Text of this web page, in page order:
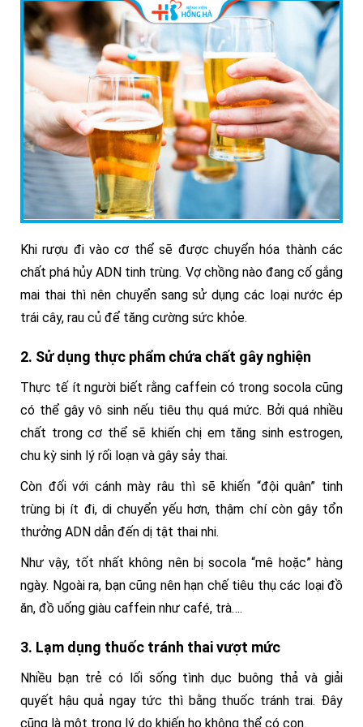
Khi rượu đi vào cơ thể sẽ được chuyển hóa thành các
chất phá hủy ADN tinh trùng. Vợ chồng nào đang cố gắng
mai thai thì nên chuyển sang sử dụng các loại nước ép
trái cây, rau củ để tăng cường sức khỏe.
2. Sử dụng thực phẩm chứa chất gây nghiện
Thực tế ít người biết rằng caffein có trong socola cũng
có thể gây vô sinh nếu tiêu thụ quá mức. Bởi quá nhiều
chất trong cơ thể sẽ khiến chị em tăng sinh estrogen,
chu kỳ sinh lý rối loạn và gây sảy thai.
Còn đối với cánh mày râu thì sẽ khiến “đội quân” tinh
trùng bị ít đi, di chuyển yếu hơn, thậm chí còn gây tổn
thưởng ADN dẫn đến dị tật thai nhi.
Như vậy, tốt nhất không nên bị socola “mê hoặc” hàng
ngày. Ngoài ra, bạn cũng nên hạn chế tiêu thụ các loại đồ
ăn, đồ uống giàu caffein như café, trà….
3. Lạm dụng thuốc tránh thai vượt mức
Nhiều bạn trẻ có lối sống tình dục buông thả và giải
quyết hậu quả ngay tức thì bằng thuốc tránh trai. Đây
cũng là một trong lý do khiến họ không thể có con.